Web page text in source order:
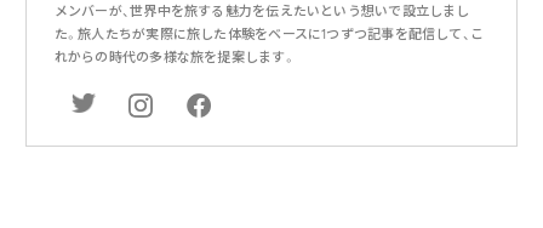
メンバーが、世界中を旅する魅力を伝えたいという想いで設立しまし
た。旅人たちが実際に旅した体験をベースに1つずつ記事を配信して、こ
れからの時代の多様な旅を提案します。